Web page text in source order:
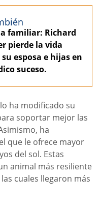
familiar: Richard
pierde la vida
esposa e hijas en
suceso.
ha modificado su
soportar mejor las
ha
que le ofrece mayor
del sol. Estas
animal más resiliente
cuales llegaron más